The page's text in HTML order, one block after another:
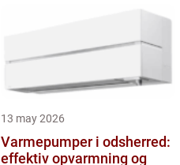
13 may 2026
Varmepumper i odsherred:
effektiv opvarmning og